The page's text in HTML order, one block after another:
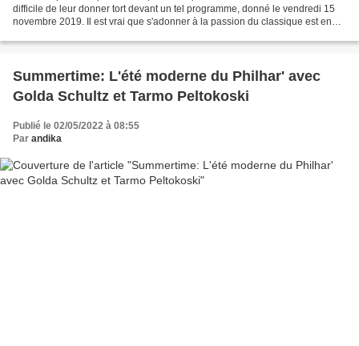
difficile de leur donner tort devant un tel programme, donné le vendredi 15
novembre 2019. Il est vrai que s'adonner à la passion du classique est en
Summertime: L'été moderne du Philhar' avec
Golda Schultz et Tarmo Peltokoski
Publié le 02/05/2022 à 08:55
Par andika